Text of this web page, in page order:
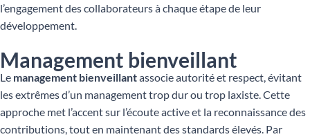
l’engagement des collaborateurs à chaque étape de leur
développement.
Management bienveillant
Le management bienveillantassocie autorité et respect, évitant
les extrêmes d’un management trop dur ou trop laxiste. Cette
approche met l’accent sur l’écoute active et la reconnaissance des
contributions, tout en maintenant des standards élevés. Par